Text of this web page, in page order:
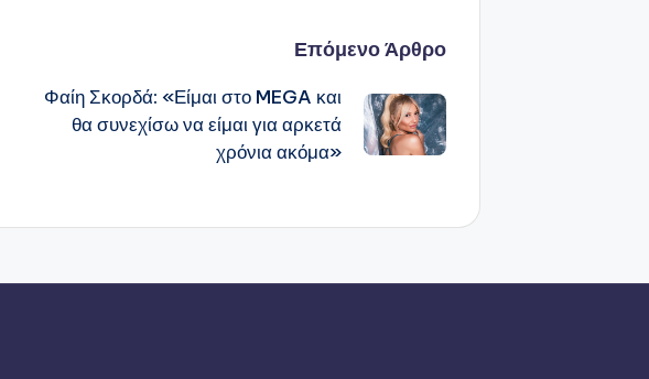
Επόμενο Άρθρο
Φαίη Σκορδά: «Είμαι στο MEGA και
θα συνεχίσω να είμαι για αρκετά
χρόνια ακόμα»